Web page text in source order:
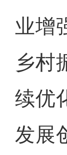
业增
乡村
续优
发展